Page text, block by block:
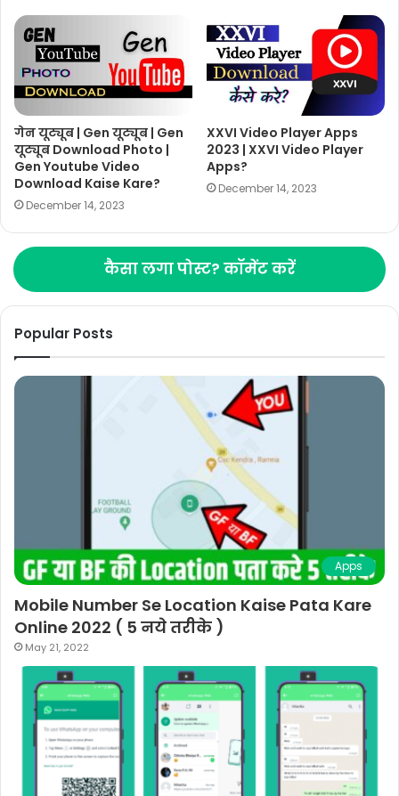
गेन यूट्यूब | Gen यूट्यूब | Gen
यूट्यूब Download Photo |
Gen Youtube Video
Download Kaise Kare?
December 14, 2023
XXVI Video Player Apps
2023 | XXVI Video Player
Apps?
December 14, 2023
कैसा लगा पोस्ट? कॉमेंट करें
Popular Posts
Apps
Mobile Number Se Location Kaise Pata Kare
Online 2022 ( 5 नये तरीके )
May 21, 2022